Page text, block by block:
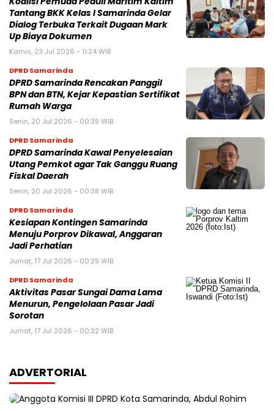
Tantang BKK Kelas I Samarinda Gelar
Dialog Terbuka Terkait Dugaan Mark
Up Biaya Dokumen
Kamis, 23 Jul 2026 - 11:24 WIB
DPRD Samarinda
DPRD Samarinda Rencakan Panggil
BPN dan BTN, Kejar Kepastian Sertifikat
Rumah Warga
Senin, 20 Jul 2026 - 00:39 WIB
DPRD Samarinda
DPRD Samarinda Kawal Penyelesaian
Utang Pemkot agar Tak Ganggu Ruang
Fiskal Daerah
Senin, 20 Jul 2026 - 00:38 WIB
DPRD Samarinda
Kesiapan Kontingen Samarinda
Menuju Porprov Dikawal, Anggaran
Jadi Perhatian
Jumat, 17 Jul 2026 - 00:29 WIB
DPRD Samarinda
Aktivitas Pasar Sungai Dama Lama
Menurun, Pengelolaan Pasar Jadi
Sorotan
Jumat, 17 Jul 2026 - 00:22 WIB
ADVERTORIAL